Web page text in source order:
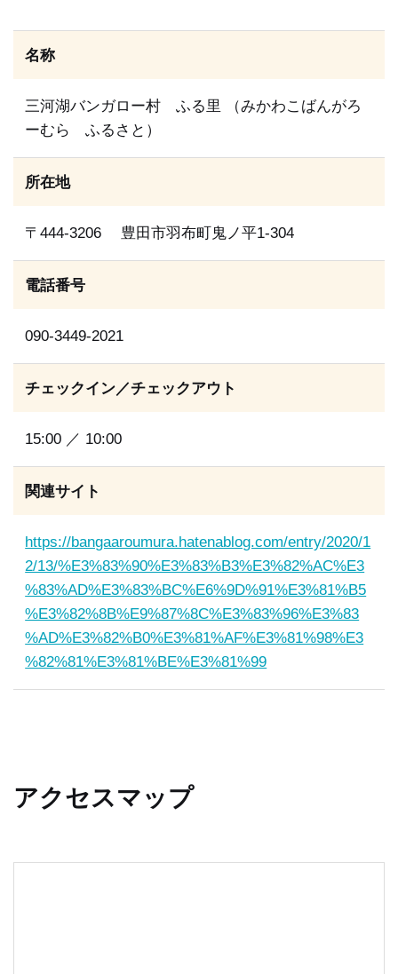
名称
三河湖バンガロー村 ふる里 （みかわこばんがろ
ーむら ふるさと）
所在地
〒444-3206 豊田市羽布町鬼ノ平1-304
電話番号
090-3449-2021
チェックイン／チェックアウト
15:00 ／ 10:00
関連サイト
https://bangaaroumura.hatenablog.com/entry/2020/1
2/13/%E3%83%90%E3%83%B3%E3%82%AC%E3
%83%AD%E3%83%BC%E6%9D%91%E3%81%B5
%E3%82%8B%E9%87%8C%E3%83%96%E3%83
%AD%E3%82%B0%E3%81%AF%E3%81%98%E3
%82%81%E3%81%BE%E3%81%99
アクセスマップ